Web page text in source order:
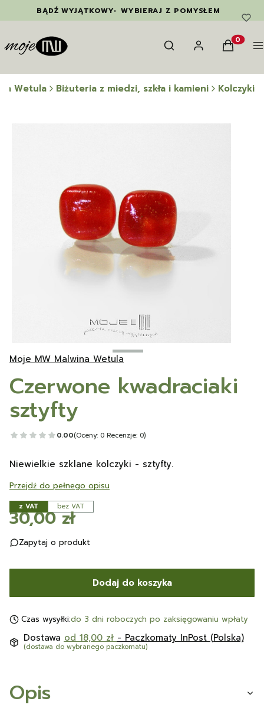
BĄDŹ WYJĄTKOWY• WYBIERAJ Z POMYSŁEM
Otwórz wyszukiwarkę
Szukaj Zaloguj sięKoszyk
Wetula Biżuteria z miedzi, szkła i kamieni Kolczyki
Moje MW Malwina Wetula
Czerwone kwadraciaki
sztyfty
0.00(Oceny: 0 Recenzje: 0)
Niewielkie szklane kolczyki - sztyfty.
Przejdź do pełnego opisu
z VAT bez VAT
Cena
30,00 zł
Zapytaj o produkt
Dodaj do koszyka
Czas wysyłki:do 3 dni roboczych po zaksięgowaniu wpłaty
Dostawa od 18,00 zł - Paczkomaty InPost (Polska)
(dostawa do wybranego paczkomatu)
Opis